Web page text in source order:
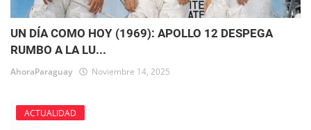
UN DÍA COMO HOY (1969): APOLLO 12 DESPEGA
RUMBO A LA LU...
AhoraParaguay Noviembre 14, 2025
ACTUALIDAD